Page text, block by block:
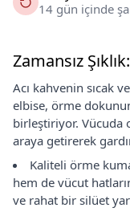
14 gün içinde
Zamansız
Acı kahvenin sıcak
elbise, örme
birleştiriyor. Vücuda
araya getirerek
Kaliteli örme
hem de vücut
ve rahat bir silüet